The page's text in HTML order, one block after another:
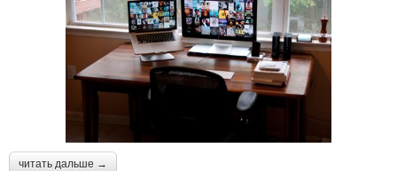
читать дальше →